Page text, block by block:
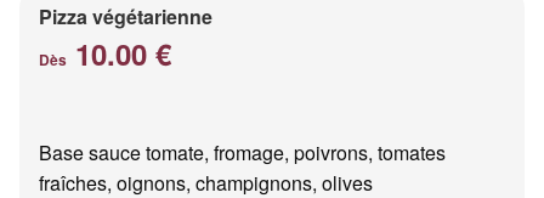
Pizza végétarienne
Dès 10.00 €
Base sauce tomate, fromage, poivrons, tomates
fraîches, oignons, champignons, olives